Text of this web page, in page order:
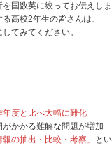
国数英に絞ってお伝えしま
高校2年生の皆さんは、
てみてください。
年度と比べ大幅に難化
がかかる難解な問題が増加
の抽出・比較・考察」 と